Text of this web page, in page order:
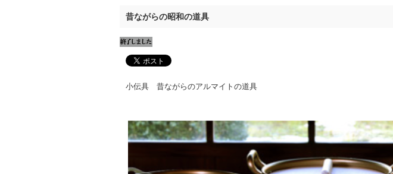
昔ながらの昭和の道具
小伝具 昔ながらのアルマイトの道具